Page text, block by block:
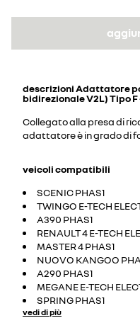
descrizioniAdattatore
bidirezionale V2L) Tipo
Collegato alla presa di
adattatore è in grado di
veicoli compatibili
SCENIC PHAS1
TWINGO E-TECH
A390 PHAS1
RENAULT 4 E-TECH
MASTER 4 PHAS1
NUOVO KANGOO
A290 PHAS1
MEGANE E-TECH
SPRING PHAS1
vedi di più